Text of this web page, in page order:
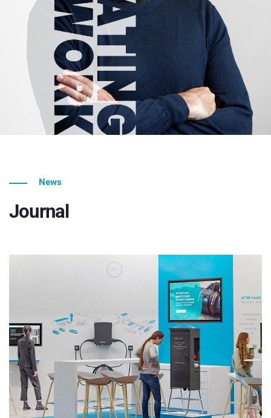
News
Journal